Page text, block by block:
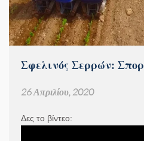
Σφελινός Σερρών:
26 Απριλίου, 2020
Δες το βίντεο: